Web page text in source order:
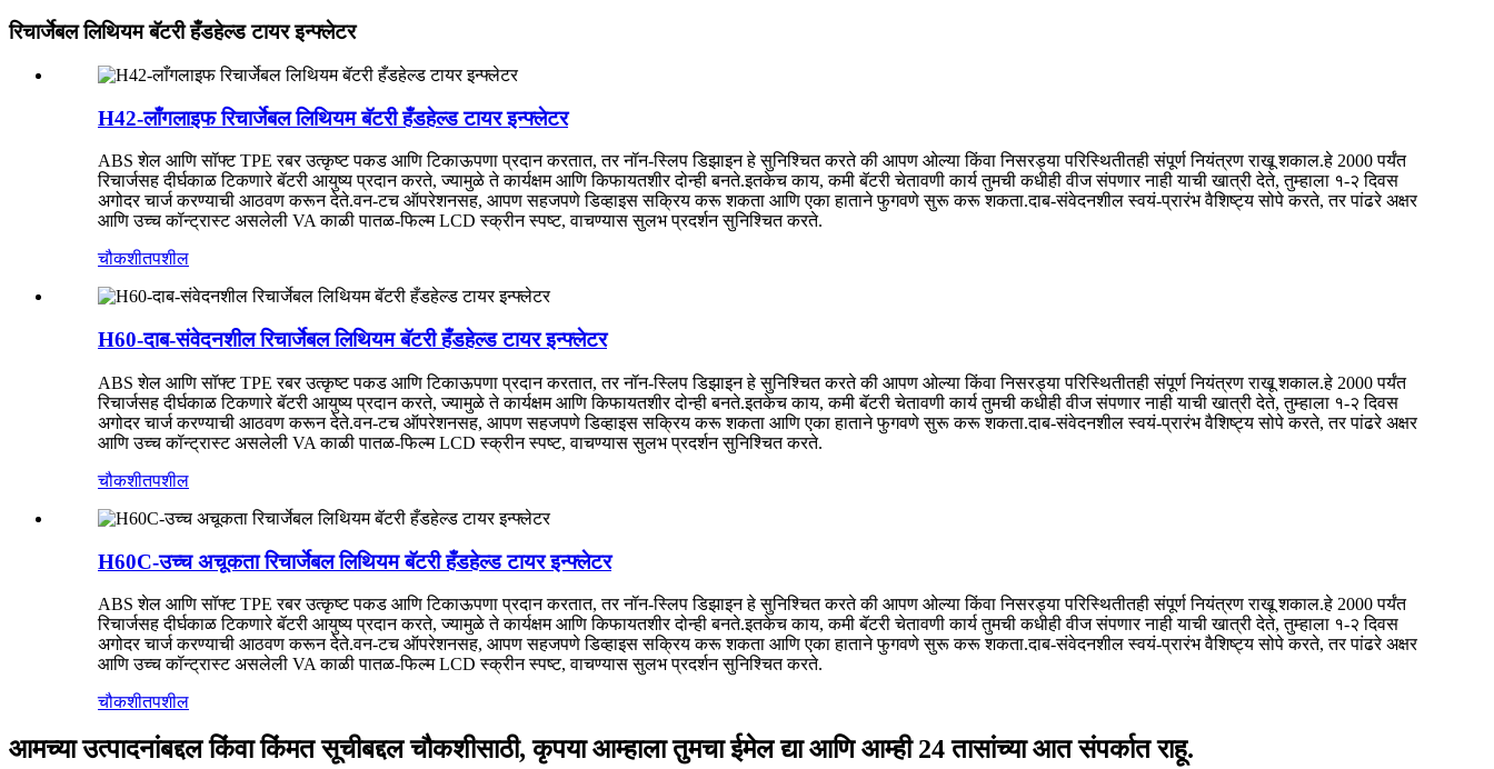
रिचार्जेबल लिथियम बॅटरी हँडहेल्ड टायर इन्फ्लेटर
H42-लाँगलाइफ रिचार्जेबल लिथियम बॅटरी हँडहेल्ड टायर इन्फ्लेटर
ABS शेल आणि सॉफ्ट TPE रबर उत्कृष्ट पकड आणि टिकाऊपणा प्रदान करतात, तर नॉन-स्लिप डिझाइन हे सुनिश्चित करते की आपण ओल्या किंवा निसरड्या परिस्थितीतही संपूर्ण नियंत्रण राखू शकाल.हे 2000 पर्यंत
रिचार्जसह दीर्घकाळ टिकणारे बॅटरी आयुष्य प्रदान करते, ज्यामुळे ते कार्यक्षम आणि किफायतशीर दोन्ही बनते.इतकेच काय, कमी बॅटरी चेतावणी कार्य तुमची कधीही वीज संपणार नाही याची खात्री देते, तुम्हाला १-२ दिवस
अगोदर चार्ज करण्याची आठवण करून देते.वन-टच ऑपरेशनसह, आपण सहजपणे डिव्हाइस सक्रिय करू शकता आणि एका हाताने फुगवणे सुरू करू शकता.दाब-संवेदनशील स्वयं-प्रारंभ वैशिष्ट्य सोपे करते, तर पांढरे अक्षर
आणि उच्च कॉन्ट्रास्ट असलेली VA काळी पातळ-फिल्म LCD स्क्रीन स्पष्ट, वाचण्यास सुलभ प्रदर्शन सुनिश्चित करते.
चौकशीतपशील
H60-दाब-संवेदनशील रिचार्जेबल लिथियम बॅटरी हँडहेल्ड टायर इन्फ्लेटर
ABS शेल आणि सॉफ्ट TPE रबर उत्कृष्ट पकड आणि टिकाऊपणा प्रदान करतात, तर नॉन-स्लिप डिझाइन हे सुनिश्चित करते की आपण ओल्या किंवा निसरड्या परिस्थितीतही संपूर्ण नियंत्रण राखू शकाल.हे 2000 पर्यंत
रिचार्जसह दीर्घकाळ टिकणारे बॅटरी आयुष्य प्रदान करते, ज्यामुळे ते कार्यक्षम आणि किफायतशीर दोन्ही बनते.इतकेच काय, कमी बॅटरी चेतावणी कार्य तुमची कधीही वीज संपणार नाही याची खात्री देते, तुम्हाला १-२ दिवस
अगोदर चार्ज करण्याची आठवण करून देते.वन-टच ऑपरेशनसह, आपण सहजपणे डिव्हाइस सक्रिय करू शकता आणि एका हाताने फुगवणे सुरू करू शकता.दाब-संवेदनशील स्वयं-प्रारंभ वैशिष्ट्य सोपे करते, तर पांढरे अक्षर
आणि उच्च कॉन्ट्रास्ट असलेली VA काळी पातळ-फिल्म LCD स्क्रीन स्पष्ट, वाचण्यास सुलभ प्रदर्शन सुनिश्चित करते.
चौकशीतपशील
H60C-उच्च अचूकता रिचार्जेबल लिथियम बॅटरी हँडहेल्ड टायर इन्फ्लेटर
ABS शेल आणि सॉफ्ट TPE रबर उत्कृष्ट पकड आणि टिकाऊपणा प्रदान करतात, तर नॉन-स्लिप डिझाइन हे सुनिश्चित करते की आपण ओल्या किंवा निसरड्या परिस्थितीतही संपूर्ण नियंत्रण राखू शकाल.हे 2000 पर्यंत
रिचार्जसह दीर्घकाळ टिकणारे बॅटरी आयुष्य प्रदान करते, ज्यामुळे ते कार्यक्षम आणि किफायतशीर दोन्ही बनते.इतकेच काय, कमी बॅटरी चेतावणी कार्य तुमची कधीही वीज संपणार नाही याची खात्री देते, तुम्हाला १-२ दिवस
अगोदर चार्ज करण्याची आठवण करून देते.वन-टच ऑपरेशनसह, आपण सहजपणे डिव्हाइस सक्रिय करू शकता आणि एका हाताने फुगवणे सुरू करू शकता.दाब-संवेदनशील स्वयं-प्रारंभ वैशिष्ट्य सोपे करते, तर पांढरे अक्षर
आणि उच्च कॉन्ट्रास्ट असलेली VA काळी पातळ-फिल्म LCD स्क्रीन स्पष्ट, वाचण्यास सुलभ प्रदर्शन सुनिश्चित करते.
चौकशीतपशील
आमच्या उत्पादनांबद्दल किंवा किंमत सूचीबद्दल चौकशीसाठी, कृपया आम्हाला तुमचा ईमेल द्या आणि आम्ही 24 तासांच्या आत संपर्कात राहू.